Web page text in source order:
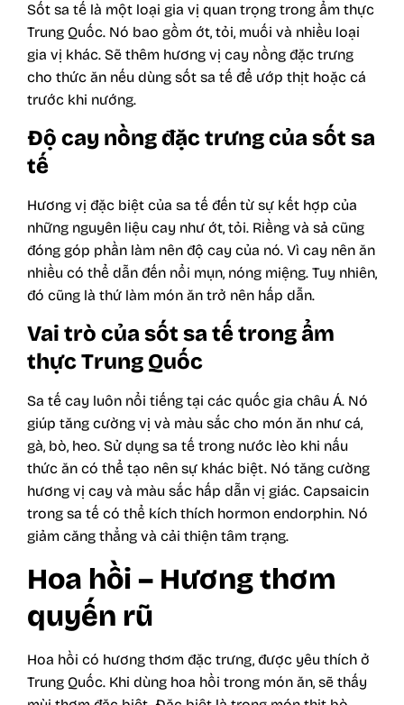
Sốt sa tế là một loại gia vị quan trọng trong ẩm thực
Trung Quốc. Nó bao gồm ớt, tỏi, muối và nhiều loại
gia vị khác. Sẽ thêm hương vị cay nồng đặc trưng
cho thức ăn nếu dùng sốt sa tế để ướp thịt hoặc cá
trước khi nướng.
Độ cay nồng đặc trưng của sốt sa
tế
Hương vị đặc biệt của sa tế đến từ sự kết hợp của
những nguyên liệu cay như ớt, tỏi. Riềng và sả cũng
đóng góp phần làm nên độ cay của nó. Vì cay nên ăn
nhiều có thể dẫn đến nổi mụn, nóng miệng. Tuy nhiên,
đó cũng là thứ làm món ăn trở nên hấp dẫn.
Vai trò của sốt sa tế trong ẩm
thực Trung Quốc
Sa tế cay luôn nổi tiếng tại các quốc gia châu Á. Nó
giúp tăng cường vị và màu sắc cho món ăn như cá,
gà, bò, heo. Sử dụng sa tế trong nước lèo khi nấu
thức ăn có thể tạo nên sự khác biệt. Nó tăng cường
hương vị cay và màu sắc hấp dẫn vị giác. Capsaicin
trong sa tế có thể kích thích hormon endorphin. Nó
giảm căng thẳng và cải thiện tâm trạng.
Hoa hồi – Hương thơm
quyến rũ
Hoa hồi có hương thơm đặc trưng, được yêu thích ở
Trung Quốc. Khi dùng hoa hồi trong món ăn, sẽ thấy